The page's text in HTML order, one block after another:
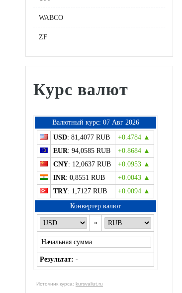
WABCO
ZF
Курс валют
Bалютный курс: 07 Авг 2026
USD: 81,4077 RUB
+0.4784 ▲
EUR: 94,0585 RUB
+0.8684 ▲
CNY: 12,0637 RUB
+0.0953 ▲
INR: 0,8551 RUB
+0.0043 ▲
TRY: 1,7127 RUB
+0.0094 ▲
Конвертер валют
»
Результат: -
Источник курса: kursvaliut.ru